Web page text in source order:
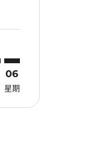
06
星期